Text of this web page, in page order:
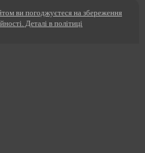
ви погоджуєтеся на збереження
Деталі в політиці